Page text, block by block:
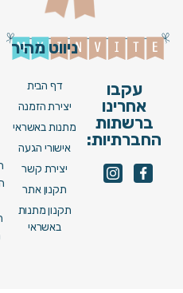
עקבו
אחרינו
ברשתות
החברתיות:
ניווט מהיר
דף הבית
יצירת הזמנה
מתנות באשראי
אישורי הגעה
יצירת קשר
תקנון אתר
תקנון מתנות
באשראי